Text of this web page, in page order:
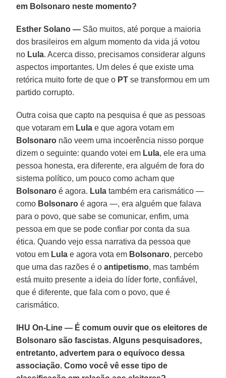
em Bolsonaro neste momento?
Esther Solano — São muitos, até porque a maioria
dos brasileiros em algum momento da vida já votou
no Lula. Acerca disso, precisamos considerar alguns
aspectos importantes. Um deles é que existe uma
retórica muito forte de que o PT se transformou em um
partido corrupto.
Outra coisa que capto na pesquisa é que as pessoas
que votaram em Lula e que agora votam em
Bolsonaro não veem uma incoerência nisso porque
dizem o seguinte: quando votei em Lula, ele era uma
pessoa honesta, era diferente, era alguém de fora do
sistema político, um pouco como acham que
Bolsonaro é agora. Lula também era carismático —
como Bolsonaro é agora —, era alguém que falava
para o povo, que sabe se comunicar, enfim, uma
pessoa em que se pode confiar por conta da sua
ética. Quando vejo essa narrativa da pessoa que
votou em Lula e agora vota em Bolsonaro, percebo
que uma das razões é oantipetismo, mas também
está muito presente a ideia do líder forte, confiável,
que é diferente, que fala com o povo, que é
carismático.
IHU On-Line — É comum ouvir que os eleitores de
Bolsonaro são fascistas. Alguns pesquisadores,
entretanto, advertem para o equívoco dessa
associação. Como você vê esse tipo de